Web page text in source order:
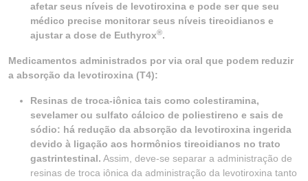
afetar seus níveis de levotiroxina e pode ser que seu
médico precise monitorar seus níveis tireoidianos e
ajustar a dose de Euthyrox®.
Medicamentos administrados por via oral que podem reduzir
a absorção da levotiroxina (T4):
Resinas de troca-iônica tais como colestiramina,
sevelamer ou sulfato cálcico de poliestireno e sais de
sódio: há redução da absorção da levotiroxina ingerida
devido à ligação aos hormônios tireoidianos no trato
gastrintestinal. Assim, deve-se separar a administração de
resinas de troca iônica da administração da levotiroxina tanto